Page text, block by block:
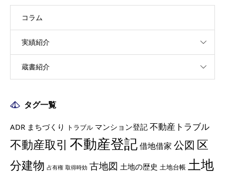
コラム
実績紹介
蔵書紹介
タグ一覧
ADR まちづくり トラブル マンション登記 不動産トラブル
不動産取引 不動産登記借地借家 公図 区
分建物 占有権 取得時効 古地図 土地の歴史 土地台帳 土地